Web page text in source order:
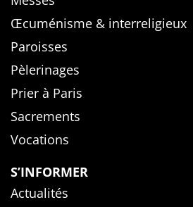
Œcuménisme & interreligieux
Paroisses
Pèlerinages
Prier à Paris
Sacrements
Vocations
S’INFORMER
Actualités